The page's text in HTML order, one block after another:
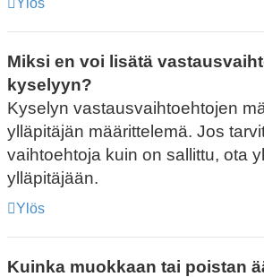
Ylös
Miksi en voi lisätä
kyselyyn?
Kyselyn vastausvaihtoehtojen
ylläpitäjän määrittelemä. Jos
vaihtoehtoja kuin on sallittu, ota
ylläpitäjään.
Ylös
Kuinka muokkaan tai poistan